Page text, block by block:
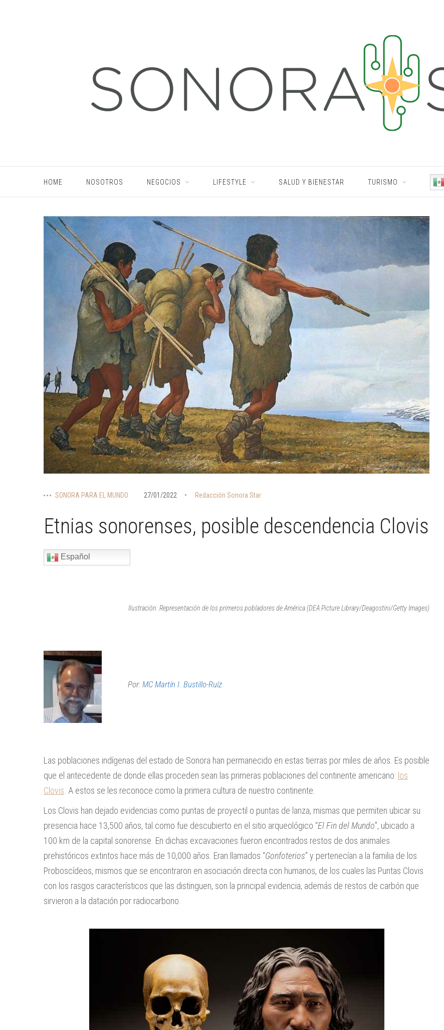
HOME NOSOTROS NEGOCIOS LIFESTYLE SALUD Y BIENESTAR TURISMO
SONORA PARA EL MUNDO 27/01/2022 Redacción Sonora Star
Etnias sonorenses, posible descendencia Clovis
Español
Ilustración: Representación de los primeros pobladores de América (DEA Picture Library/Deagostini/Getty Images)
Por: MC Martín I. Bustillo-Ruíz
Las poblaciones indígenas del estado de Sonora han permanecido en estas tierras por miles de años. Es posible
que el antecedente de donde ellas proceden sean las primeras poblaciones del continente americano: los
Clovis. A estos se les reconoce como la primera cultura de nuestro continente.
Los Clovis han dejado evidencias como puntas de proyectil o puntas de lanza, mismas que permiten ubicar su
presencia hace 13,500 años, tal como fue descubierto en el sitio arqueológico “El Fin del Mundo”, ubicado a
100 km de la capital sonorense. En dichas excavaciones fueron encontrados restos de dos animales
prehistóricos extintos hace más de 10,000 años. Eran llamados “Gonfoterios” y pertenecían a la familia de los
Proboscídeos, mismos que se encontraron en asociación directa con humanos, de los cuales las Puntas Clovis
con los rasgos característicos que las distinguen, son la principal evidencia, además de restos de carbón que
sirvieron a la datación por radiocarbono.